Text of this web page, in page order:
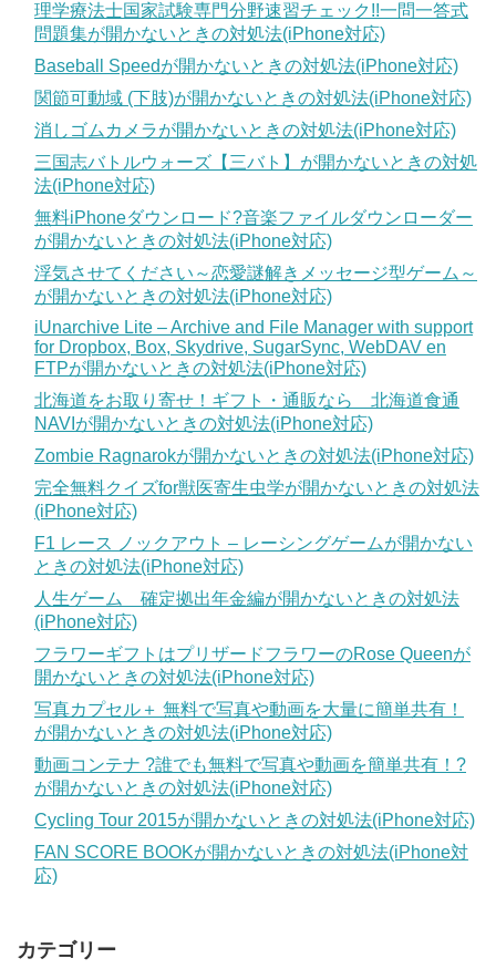
理学療法士国家試験専門分野速習チェック!!一問一答式
問題集が開かないときの対処法(iPhone対応)
Baseball Speedが開かないときの対処法(iPhone対応)
関節可動域 (下肢)が開かないときの対処法(iPhone対応)
消しゴムカメラが開かないときの対処法(iPhone対応)
三国志バトルウォーズ【三バト】が開かないときの対処
法(iPhone対応)
無料iPhoneダウンロード?音楽ファイルダウンローダー
が開かないときの対処法(iPhone対応)
浮気させてください～恋愛謎解きメッセージ型ゲーム～
が開かないときの対処法(iPhone対応)
iUnarchive Lite – Archive and File Manager with support
for Dropbox, Box, Skydrive, SugarSync, WebDAV en
FTPが開かないときの対処法(iPhone対応)
北海道をお取り寄せ！ギフト・通販なら 北海道食通
NAVIが開かないときの対処法(iPhone対応)
Zombie Ragnarokが開かないときの対処法(iPhone対応)
完全無料クイズfor獣医寄生虫学が開かないときの対処法
(iPhone対応)
F1 レース ノックアウト – レーシングゲームが開かない
ときの対処法(iPhone対応)
人生ゲーム 確定拠出年金編が開かないときの対処法
(iPhone対応)
フラワーギフトはプリザードフラワーのRose Queenが
開かないときの対処法(iPhone対応)
写真カプセル＋ 無料で写真や動画を大量に簡単共有！
が開かないときの対処法(iPhone対応)
動画コンテナ ?誰でも無料で写真や動画を簡単共有！?
が開かないときの対処法(iPhone対応)
Cycling Tour 2015が開かないときの対処法(iPhone対応)
FAN SCORE BOOKが開かないときの対処法(iPhone対
応)
カテゴリー